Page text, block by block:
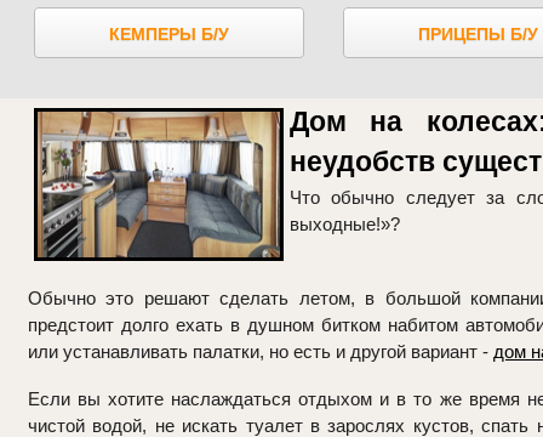
КЕМПЕРЫ Б/У ПРИЦЕПЫ Б/У
Дом на
неудобств
Что обычно следует за
Обычно это решают сделать летом, в большой
предстоит долго ехать в душном битком набитом
или устанавливать палатки, но есть и другой вариант - дом
Если вы хотите наслаждаться отдыхом и в то же время
чистой водой, не искать туалет в зарослях кустов,